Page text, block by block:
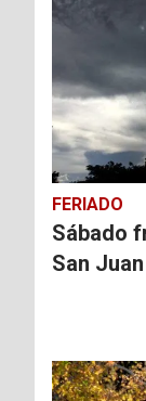
FERIADO
Sábado
San Juan